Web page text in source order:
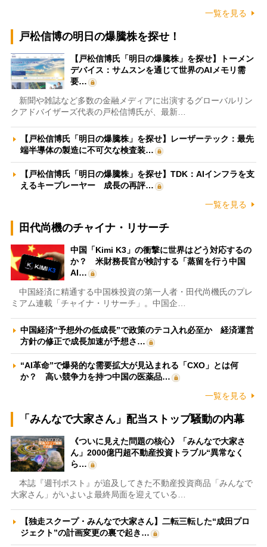
一覧を見る
戸松信博の明日の爆騰株を探せ！
【戸松信博氏「明日の爆騰株」を探せ】トーメン
デバイス：サムスンを通じて世界のAIメモリ需
要…
新聞や雑誌など多数の金融メディアに出演するグローバルリン
クアドバイザーズ代表の戸松信博氏が、最新…
【戸松信博氏「明日の爆騰株」を探せ】レーザーテック：最先
端半導体の製造に不可欠な検査装…
【戸松信博氏「明日の爆騰株」を探せ】TDK：AIインフラを支
えるキープレーヤー 成長の再評…
一覧を見る
田代尚機のチャイナ・リサーチ
中国「Kimi K3」の衝撃に世界はどう対応するの
か？ 米財務長官が検討する「蒸留を行う中国
AI…
中国経済に精通する中国株投資の第一人者・田代尚機氏のプレ
ミアム連載「チャイナ・リサーチ」。中国企…
中国経済“予想外の低成長”で政策のテコ入れ必至か 経済運営
方針の修正で成長加速が予想さ…
“AI革命”で爆発的な需要拡大が見込まれる「CXO」とは何
か？ 高い競争力を持つ中国の医薬品…
一覧を見る
「みんなで大家さん」配当ストップ騒動の内幕
《ついに見えた問題の核心》「みんなで大家さ
ん」2000億円超不動産投資トラブル“異常なく
ら…
本誌『週刊ポスト』が追及してきた不動産投資商品「みんなで
大家さん」がいよいよ最終局面を迎えている…
【独走スクープ・みんなで大家さん】二転三転した“成田プロ
ジェクト”の計画変更の裏で起き…